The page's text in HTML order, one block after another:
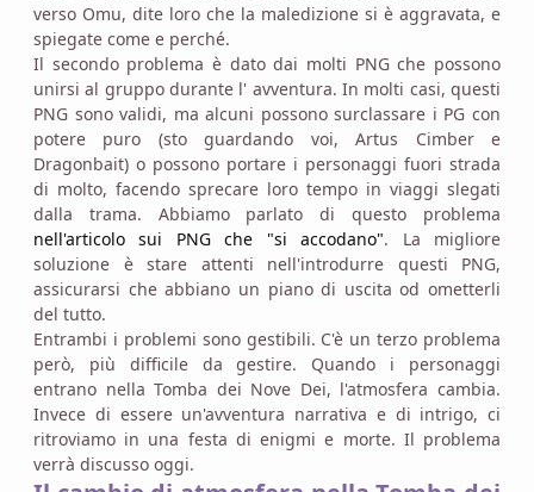
verso Omu, dite loro che la maledizione si è aggravata, e
spiegate come e perché.
Il secondo problema è dato dai molti PNG che possono
unirsi al gruppo durante l' avventura. In molti casi, questi
PNG sono validi, ma alcuni possono surclassare i PG con
potere puro (sto guardando voi, Artus Cimber e
Dragonbait) o possono portare i personaggi fuori strada
di molto, facendo sprecare loro tempo in viaggi slegati
dalla trama. Abbiamo parlato di questo problema
nell'articolo sui PNG che "si accodano". La migliore
soluzione è stare attenti nell'introdurre questi PNG,
assicurarsi che abbiano un piano di uscita od ometterli
del tutto.
Entrambi i problemi sono gestibili. C'è un terzo problema
però, più difficile da gestire. Quando i personaggi
entrano nella Tomba dei Nove Dei, l'atmosfera cambia.
Invece di essere un'avventura narrativa e di intrigo, ci
ritroviamo in una festa di enigmi e morte. Il problema
verrà discusso oggi.